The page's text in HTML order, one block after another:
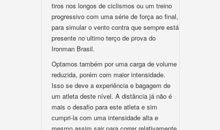
tiros nos longos de ciclismos ou um treino
progressivo com uma série de força ao final,
para simular o vento contra que sempre está
presente no ultimo terço de prova do
Ironman Brasil.
Optamos também por uma carga de volume
reduzida, porém com maior intensidade.
Isso se deve a experiência e bagagem de
um atleta deste nível. A distância já não é
mais o desafio para este atleta e sim
cumpri-la com uma intensidade alta e